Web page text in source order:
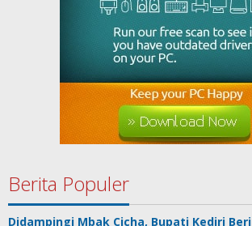
Berita Populer
Didampingi Mbak Cicha, Bupati Kediri Beri